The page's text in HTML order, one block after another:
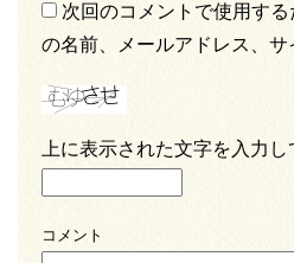
次回のコメントで使用す
の名前、メールアドレス、サ
上に表示された文字を入力し
コメント